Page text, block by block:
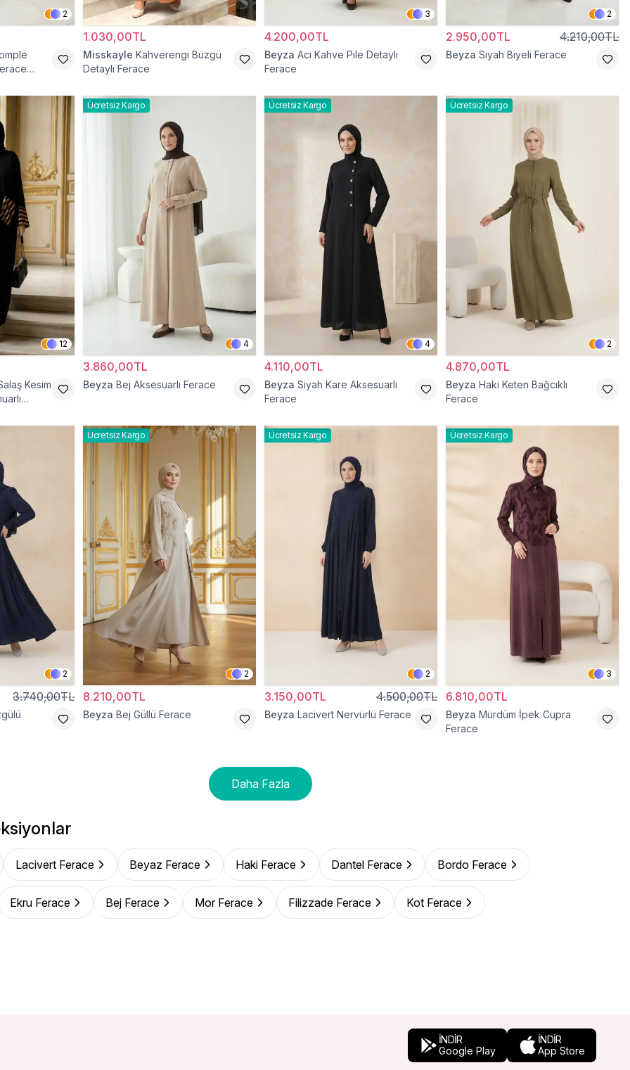
2
1.030,00TL
Misskayle Kahverengi Büzgü
Detaylı Ferace
3
4.200,00TL
Beyza Acı Kahve Pile Detaylı
Ferace
2
2.950,00TL 4.210,00TL
Beyza Siyah Biyeli Ferace
12
Kesim
Ücretsiz Kargo
4
3.860,00TL
Beyza Bej Aksesuarlı Ferace
Ücretsiz Kargo
4
4.110,00TL
Beyza Siyah Kare Aksesuarlı
Ferace
Ücretsiz Kargo
2
4.870,00TL
Beyza Haki Keten Bağcıklı
Ferace
2
3.740,00TL
Ücretsiz Kargo
2
8.210,00TL
Beyza Bej Güllü Ferace
Ücretsiz Kargo
2
3.150,00TL 4.500,00TL
Beyza Lacivert Nervürlü Ferace
Ücretsiz Kargo
3
6.810,00TL
Beyza Mürdüm İpek Cupra
Ferace
Daha Fazla
Lacivert Ferace Beyaz Ferace Haki Ferace Dantel Ferace Bordo Ferace
Ekru Ferace Bej Ferace Mor Ferace Filizzade Ferace Kot Ferace
İNDİR
Google Play
İNDİR
App Store